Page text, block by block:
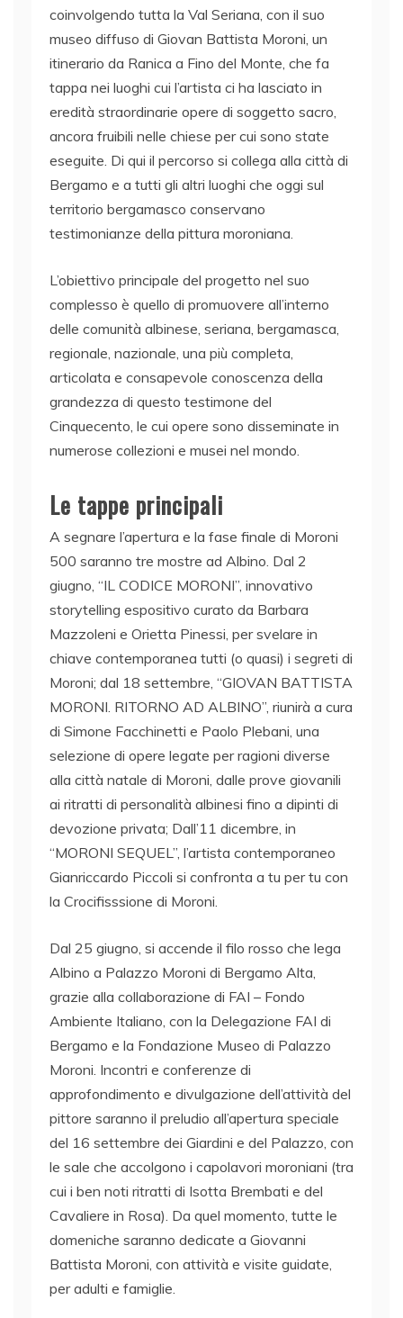
coinvolgendo tutta la Val Seriana, con il suo
museo diffuso di Giovan Battista Moroni, un
itinerario da Ranica a Fino del Monte, che fa
tappa nei luoghi cui l’artista ci ha lasciato in
eredità straordinarie opere di soggetto sacro,
ancora fruibili nelle chiese per cui sono state
eseguite. Di qui il percorso si collega alla città di
Bergamo e a tutti gli altri luoghi che oggi sul
territorio bergamasco conservano
testimonianze della pittura moroniana.
L’obiettivo principale del progetto nel suo
complesso è quello di promuovere all’interno
delle comunità albinese, seriana, bergamasca,
regionale, nazionale, una più completa,
articolata e consapevole conoscenza della
grandezza di questo testimone del
Cinquecento, le cui opere sono disseminate in
numerose collezioni e musei nel mondo.
Le tappe principali
A segnare l’apertura e la fase finale di Moroni
500 saranno tre mostre ad Albino. Dal 2
giugno, “IL CODICE MORONI”, innovativo
storytelling espositivo curato da Barbara
Mazzoleni e Orietta Pinessi, per svelare in
chiave contemporanea tutti (o quasi) i segreti di
Moroni; dal 18 settembre, “GIOVAN BATTISTA
MORONI. RITORNO AD ALBINO”, riunirà a cura
di Simone Facchinetti e Paolo Plebani, una
selezione di opere legate per ragioni diverse
alla città natale di Moroni, dalle prove giovanili
ai ritratti di personalità albinesi fino a dipinti di
devozione privata; Dall’11 dicembre, in
“MORONI SEQUEL”, l’artista contemporaneo
Gianriccardo Piccoli si confronta a tu per tu con
la Crocifisssione di Moroni.
Dal 25 giugno, si accende il filo rosso che lega
Albino a Palazzo Moroni di Bergamo Alta,
grazie alla collaborazione di FAI – Fondo
Ambiente Italiano, con la Delegazione FAI di
Bergamo e la Fondazione Museo di Palazzo
Moroni. Incontri e conferenze di
approfondimento e divulgazione dell’attività del
pittore saranno il preludio all’apertura speciale
del 16 settembre dei Giardini e del Palazzo, con
le sale che accolgono i capolavori moroniani (tra
cui i ben noti ritratti di Isotta Brembati e del
Cavaliere in Rosa). Da quel momento, tutte le
domeniche saranno dedicate a Giovanni
Battista Moroni, con attività e visite guidate,
per adulti e famiglie.